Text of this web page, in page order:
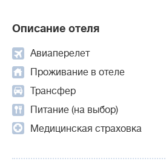
Описание отеля
Авиаперелет
Проживание в отеле
Трансфер
Питание (на выбор)
Медицинская страховка